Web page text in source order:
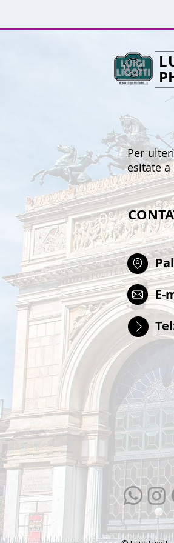
Per
esitate
E-